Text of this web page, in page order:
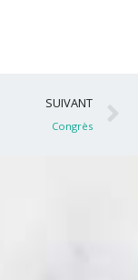
SUIVANT
Congrès